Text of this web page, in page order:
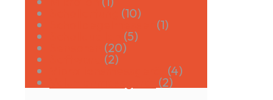
(10)
(1)
(5)
(20)
(2)
(4)
(2)